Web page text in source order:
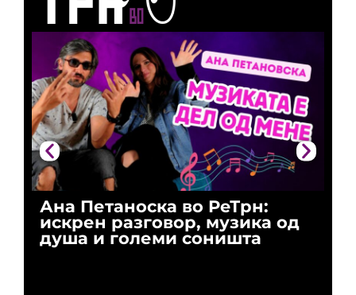
Ана Петаноска во РеТрн:
искрен разговор, музика од
душа и големи соништа